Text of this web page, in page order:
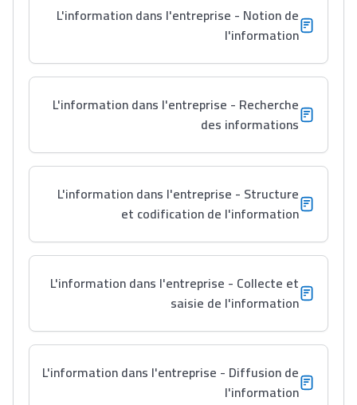
2011 بدّلاتني بزّاف، مسار
إلياس أريدال، إطار
فمنظّمة دولية
التّطوّعي، التّشبيك و
أشياء أخرى مع مامودو
سامورا
بطلة المغرب فالقفز
الطولي، ملاك البردع
فالرّياضة و الدّراسة
L'information dans l'entreprise - Notion de
l'information
L'information dans l'entreprise - Recherche
des informations
L'information dans l'entreprise - Structure
et codification de l'information
L'information dans l'entreprise - Collecte et
saisie de l'information
L'information dans l'entreprise - Diffusion de
l'information